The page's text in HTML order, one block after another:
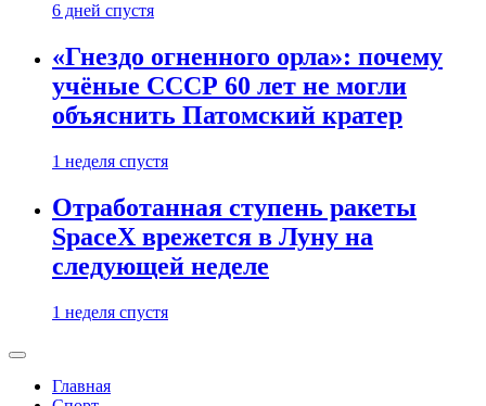
6 дней спустя
«Гнездо огненного орла»: почему
учёные СССР 60 лет не могли
объяснить Патомский кратер
1 неделя спустя
Отработанная ступень ракеты
SpaceX врежется в Луну на
следующей неделе
1 неделя спустя
Главная